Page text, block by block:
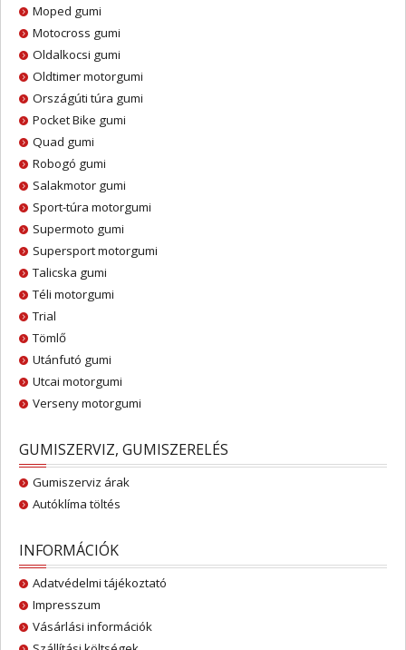
Moped gumi
Motocross gumi
Oldalkocsi gumi
Oldtimer motorgumi
Országúti túra gumi
Pocket Bike gumi
Quad gumi
Robogó gumi
Salakmotor gumi
Sport-túra motorgumi
Supermoto gumi
Supersport motorgumi
Talicska gumi
Téli motorgumi
Trial
Tömlő
Utánfutó gumi
Utcai motorgumi
Verseny motorgumi
GUMISZERVIZ, GUMISZERELÉS
Gumiszerviz árak
Autóklíma töltés
INFORMÁCIÓK
Adatvédelmi tájékoztató
Impresszum
Vásárlási információk